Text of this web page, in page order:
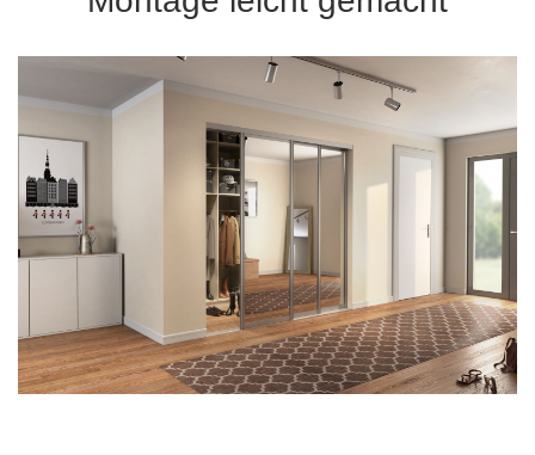
Schuhschrank
Hängeschrank
Hängeboard
Kommode
TV-Möbel
Massivholz
Badregal
SpiegelschrankPolstermöbel
Ecksofa
Sessel
Schlafsessel
Küche
Produktlinie
Selection
Outdoorküche
Produktlinie
Für Dachschrägen
Hängeboards
Kommoden
Massivholz-Schränke & -Regale
Regale
Schiebetüren